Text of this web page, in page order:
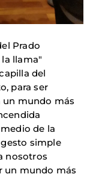
Prado
llama"
del
para ser
un mundo más
de la
simple
nosotros
un mundo más